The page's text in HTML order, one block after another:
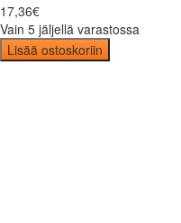
17,36€
Vain 5 jäljellä varastossa
Lisää ostoskoriin